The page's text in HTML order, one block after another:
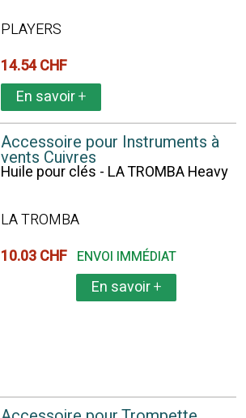
PLAYERS
14.54 CHF
En savoir+
Accessoire pour Instruments à
vents Cuivres
Huile pour clés - LA TROMBA Heavy
LA TROMBA
10.03 CHF ENVOI IMMÉDIAT
En savoir+